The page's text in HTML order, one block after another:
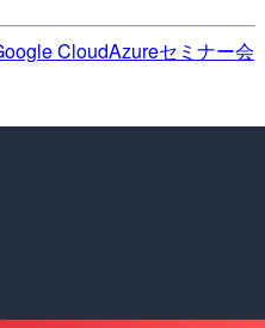
CloudAzureセミナー会